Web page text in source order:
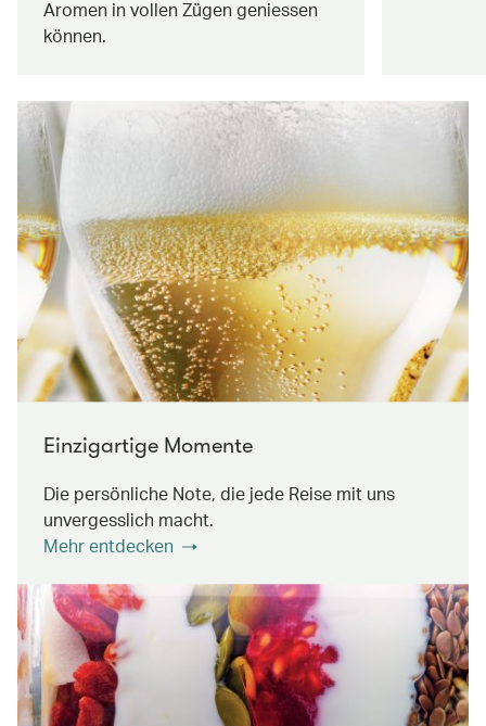
Aromen in vollen Zügen geniessen
können.
Einzigartige Momente
Die persönliche Note, die jede Reise mit uns
unvergesslich macht.
Mehr entdecken